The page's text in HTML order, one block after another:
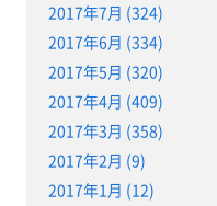
2017年7月 (324)
2017年6月 (334)
2017年5月 (320)
2017年4月 (409)
2017年3月 (358)
2017年2月 (9)
2017年1月 (12)